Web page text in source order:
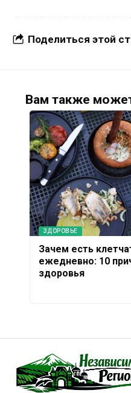
Поделиться этой
Вам также
ЗДОРОВЬЕ
Зачем есть
ежедневно: 10
здоровья